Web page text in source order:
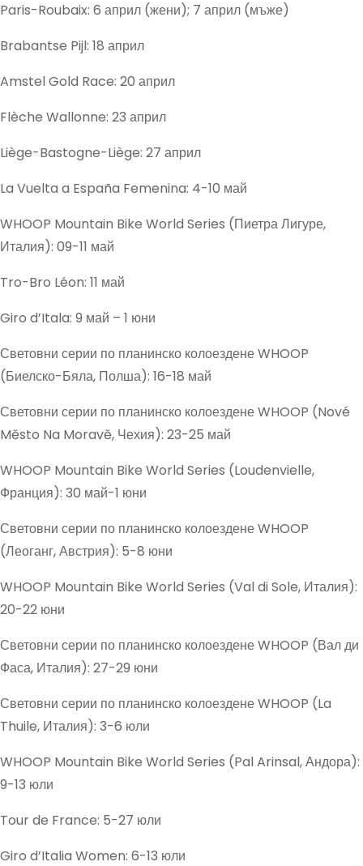
Paris-Roubaix: 6 април (жени); 7 април (мъже)
Brabantse Pijl: 18 април
Amstel Gold Race: 20 април
Flèche Wallonne: 23 април
Liège-Bastogne-Liège: 27 април
La Vuelta a España Femenina: 4-10 май
WHOOP Mountain Bike World Series (Пиетра Лигуре,
Италия): 09-11 май
Tro-Bro Léon: 11 май
Giro d’Itala: 9 май – 1 юни
Световни серии по планинско колоездене WHOOP
(Биелско-Бяла, Полша): 16-18 май
Световни серии по планинско колоездене WHOOP (Nové
Město Na Moravě, Чехия): 23-25 май
WHOOP Mountain Bike World Series (Loudenvielle,
Франция): 30 май-1 юни
Световни серии по планинско колоездене WHOOP
(Леоганг, Австрия): 5-8 юни
WHOOP Mountain Bike World Series (Val di Sole, Италия):
20-22 юни
Световни серии по планинско колоездене WHOOP (Вал ди
Фаса, Италия): 27-29 юни
Световни серии по планинско колоездене WHOOP (La
Thuile, Италия): 3-6 юли
WHOOP Mountain Bike World Series (Pal Arinsal, Андора):
9-13 юли
Tour de France: 5-27 юли
Giro d’Italia Women: 6-13 юли